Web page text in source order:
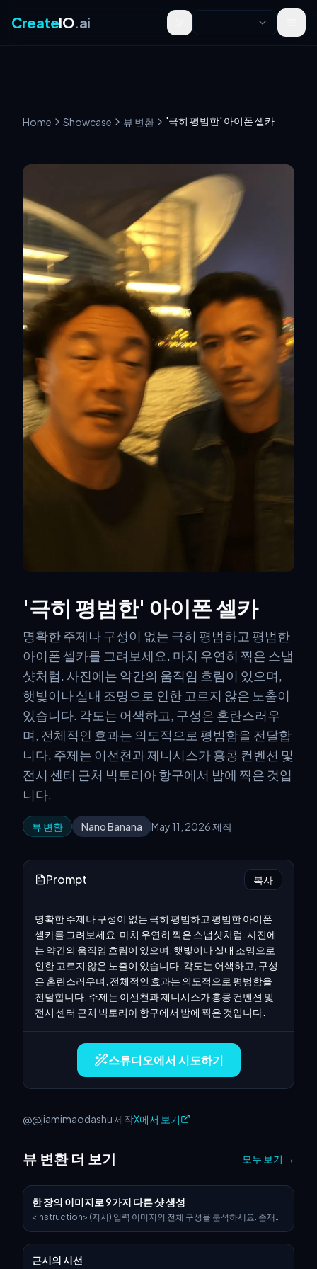
CreateIO.ai Toggle theme
Home Showcase 뷰 변환 '극히 평범한' 아이폰 셀카
'극히 평범한' 아이폰 셀카
명확한 주제나 구성이 없는 극히 평범하고 평범한
아이폰 셀카를 그려보세요. 마치 우연히 찍은 스냅
샷처럼. 사진에는 약간의 움직임 흐림이 있으며,
햇빛이나 실내 조명으로 인한 고르지 않은 노출이
있습니다. 각도는 어색하고, 구성은 혼란스러우
며, 전체적인 효과는 의도적으로 평범함을 전달합
니다. 주제는 이선천과 제니시스가 홍콩 컨벤션 및
전시 센터 근처 빅토리아 항구에서 밤에 찍은 것입
니다.
뷰 변환 Nano Banana May 11, 2026 제작
Prompt 복사
명확한 주제나 구성이 없는 극히 평범하고 평범한 아이폰
셀카를 그려보세요. 마치 우연히 찍은 스냅샷처럼. 사진에
는 약간의 움직임 흐림이 있으며, 햇빛이나 실내 조명으로
인한 고르지 않은 노출이 있습니다. 각도는 어색하고, 구성
은 혼란스러우며, 전체적인 효과는 의도적으로 평범함을
전달합니다. 주제는 이선천과 제니시스가 홍콩 컨벤션 및
전시 센터 근처 빅토리아 항구에서 밤에 찍은 것입니다.
스튜디오에서 시도하기
@@jiamimaodashu 제작X에서 보기
뷰 변환 더 보기 모두 보기 →
한 장의 이미지로 9가지 다른 샷 생성
<instruction> (지시) 입력 이미지의 전체 구성을 분석하세요. 존재하
Sheet"로 9개의 서로 다른 샷을 생성하세요. 콘텐츠에 맞게 표준 시네
근시의 시선